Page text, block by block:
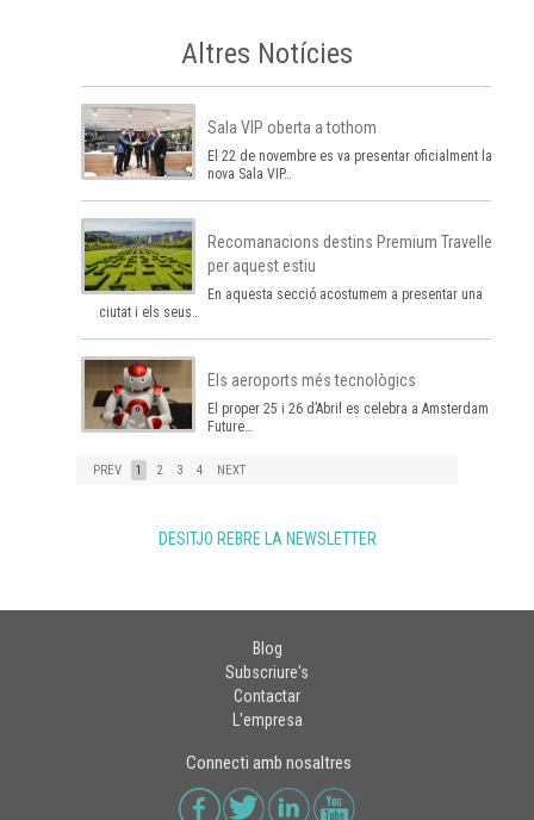
Altres Notícies
Sala VIP oberta a tothom
El 22 de novembre es va presentar oficialment la
nova Sala VIP…
Recomanacions destins Premium Traveller
per aquest estiu
En aquesta secció acostumem a presentar una
ciutat i els seus…
Els aeroports més tecnològics
El proper 25 i 26 d’Abril es celebra a Amsterdam el
Future…
PREV 1 2 3 4 NEXT
DESITJO REBRE LA NEWSLETTER
Blog
Subscriure's
Contactar
L'empresa
Connecti amb nosaltres